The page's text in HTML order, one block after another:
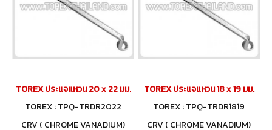
TOREX ประแจแหวน 20 x 22 มม.
TOREX : TPQ-TRDR2022
CRV ( CHROME VANADIUM)
TOREX ประแจแหวน 18 x 19 มม.
TOREX : TPQ-TRDR1819
CRV ( CHROME VANADIUM)